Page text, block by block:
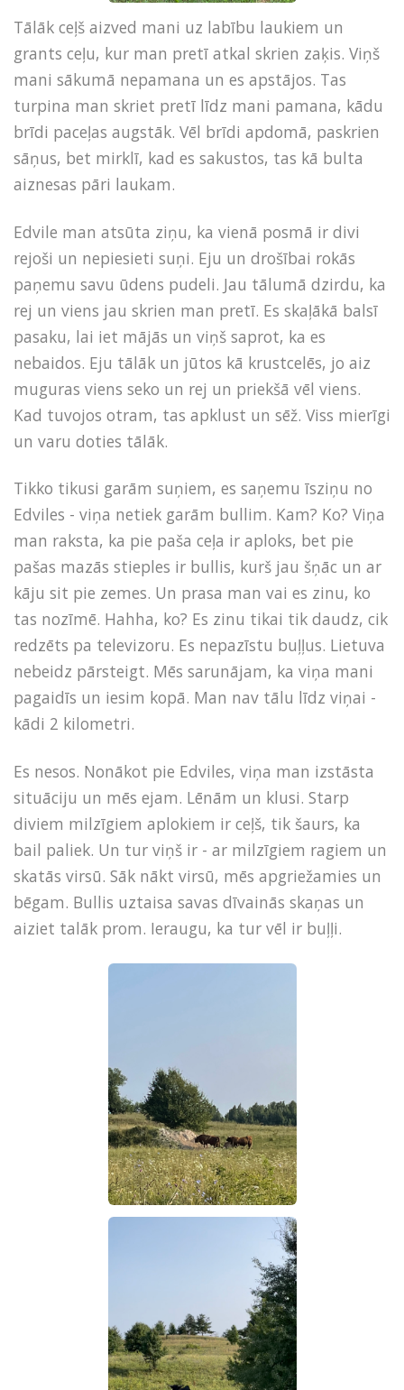
Tālāk ceļš aizved mani uz labību laukiem un
grants ceļu, kur man pretī atkal skrien zaķis. Viņš
mani sākumā nepamana un es apstājos. Tas
turpina man skriet pretī līdz mani pamana, kādu
brīdi paceļas augstāk. Vēl brīdi apdomā, paskrien
sāņus, bet mirklī, kad es sakustos, tas kā bulta
aiznesas pāri laukam.
Edvile man atsūta ziņu, ka vienā posmā ir divi
rejoši un nepiesieti suņi. Eju un drošībai rokās
paņemu savu ūdens pudeli. Jau tālumā dzirdu, ka
rej un viens jau skrien man pretī. Es skaļākā balsī
pasaku, lai iet mājās un viņš saprot, ka es
nebaidos. Eju tālāk un jūtos kā krustcelēs, jo aiz
muguras viens seko un rej un priekšā vēl viens.
Kad tuvojos otram, tas apklust un sēž. Viss mierīgi
un varu doties tālāk.
Tikko tikusi garām suņiem, es saņemu īsziņu no
Edviles - viņa netiek garām bullim. Kam? Ko? Viņa
man raksta, ka pie paša ceļa ir aploks, bet pie
pašas mazās stieples ir bullis, kurš jau šņāc un ar
kāju sit pie zemes. Un prasa man vai es zinu, ko
tas nozīmē. Hahha, ko? Es zinu tikai tik daudz, cik
redzēts pa televizoru. Es nepazīstu buļļus. Lietuva
nebeidz pārsteigt. Mēs sarunājam, ka viņa mani
pagaidīs un iesim kopā. Man nav tālu līdz viņai -
kādi 2 kilometri.
Es nesos. Nonākot pie Edviles, viņa man izstāsta
situāciju un mēs ejam. Lēnām un klusi. Starp
diviem milzīgiem aplokiem ir ceļš, tik šaurs, ka
bail paliek. Un tur viņš ir - ar milzīgiem ragiem un
skatās virsū. Sāk nākt virsū, mēs apgriežamies un
bēgam. Bullis uztaisa savas dīvainās skaņas un
aiziet talāk prom. Ieraugu, ka tur vēl ir buļļi.